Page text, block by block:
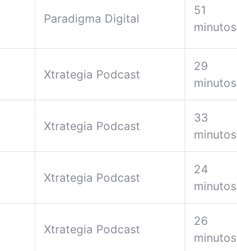
Paradigma Digital
51
minutos
Xtrategia Podcast
29
minutos
Xtrategia Podcast
33
minutos
Xtrategia Podcast
24
minutos
Xtrategia Podcast
26
minutos